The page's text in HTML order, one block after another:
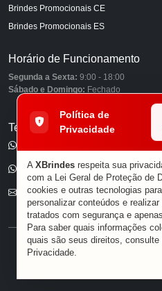
Brindes Promocionais CE
Brindes Promocionais ES
Horário de Funcionamento
Segunda a Sexta: 9:00 - 18:00
Sábado e Domingo: Fechado
Telefones
(11) 96585-7462
E-mail
®
Política de
Privacidade
A XBrindes respeita sua
com a Lei Geral de Proteção de
cookies e outras tecnologias
personalizar conteúdos e
tratados com segurança e
Para saber quais informações
quais são seus direitos, consulte
Privacidade.